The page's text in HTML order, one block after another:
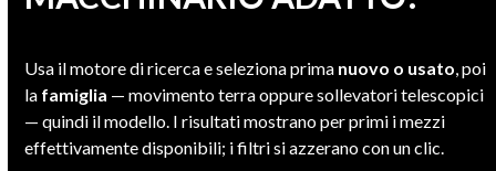
Usa il motore di ricerca e seleziona prima nuovo o usato, poi
la famiglia — movimento terra oppure sollevatori telescopici
— quindi il modello. I risultati mostrano per primi i mezzi
effettivamente disponibili; i filtri si azzerano con un clic.